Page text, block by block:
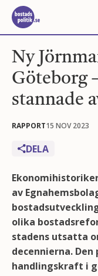
Ny
Göteborg
stannade
RAPPORT15 NOV 2023
DELA
av
olika
stadens utsatta
decennierna.
handlingskraft i